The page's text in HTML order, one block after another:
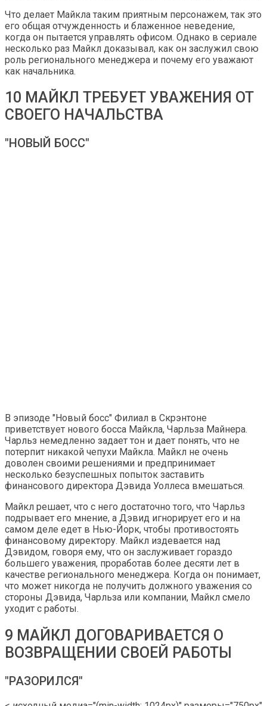
Что делает Майкла таким приятным персонажем, так это
его общая отчужденность и блаженное неведение,
когда он пытается управлять офисом. Однако в сериале
несколько раз Майкл доказывал, как он заслужил свою
роль регионального менеджера и почему его уважают
как начальника.
10 МАЙКЛ ТРЕБУЕТ УВАЖЕНИЯ ОТ
СВОЕГО НАЧАЛЬСТВА
"НОВЫЙ БОСС"
В эпизоде ​​"Новый босс" Филиал в Скрэнтоне
приветствует нового босса Майкла, Чарльза Майнера.
Чарльз немедленно задает тон и дает понять, что не
потерпит никакой чепухи Майкла. Майкл не очень
доволен своими решениями и предпринимает
несколько безуспешных попыток заставить
финансового директора Дэвида Уоллеса вмешаться.
Майкл решает, что с него достаточно того, что Чарльз
подрывает его мнение, а Дэвид игнорирует его и на
самом деле едет в Нью-Йорк, чтобы противостоять
финансовому директору. Майкл издевается над
Дэвидом, говоря ему, что он заслуживает гораздо
большего уважения, проработав более десяти лет в
качестве регионального менеджера. Когда он понимает,
что может никогда не получить должного уважения со
стороны Дэвида, Чарльза или компании, Майкл смело
уходит с работы.
9 МАЙКЛ ДОГОВАРИВАЕТСЯ О
ВОЗВРАЩЕНИИ СВОЕЙ РАБОТЫ
"РАЗОРИЛСЯ"